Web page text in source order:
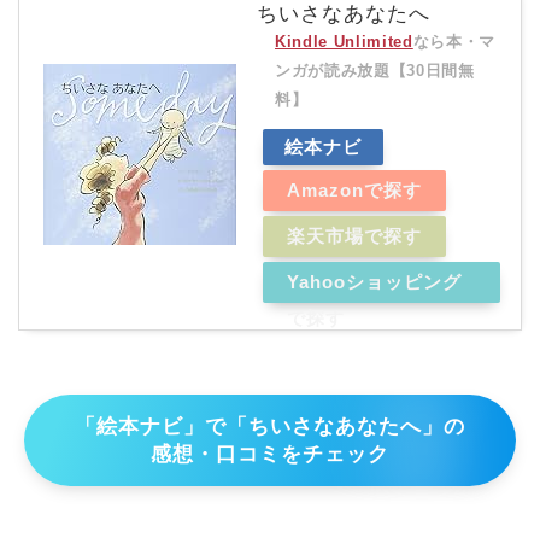
ちいさなあなたへ
Kindle Unlimited なら本・マ
ンガが読み放題【30日間無
料】
絵本ナビ
Amazonで探す
楽天市場で探す
Yahooショッピング
「絵本ナビ」で「ちいさなあなたへ」の
感想・口コミをチェック